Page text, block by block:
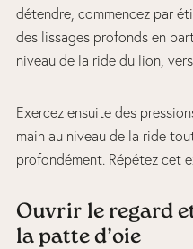
détendre, commencez par
des lissages profonds en
niveau de la ride du lion,
Exercez ensuite des
main au niveau de la ride
profondément. Répétez cet
Ouvrir le regard
la patte d’oie